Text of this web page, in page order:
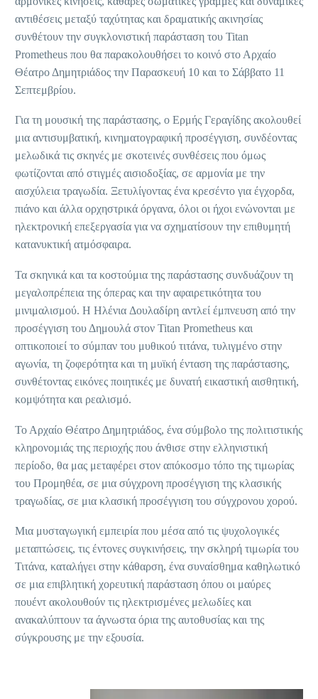
αντιθέσεις μεταξύ ταχύτητας και δραματικής ακινησίας
συνθέτουν την συγκλονιστική παράσταση του Titan
Prometheus που θα παρακολουθήσει το κοινό στο Αρχαίο
Θέατρο Δημητριάδος την Παρασκευή 10 και το Σάββατο 11
Σεπτεμβρίου.
Για τη μουσική της παράστασης, ο Ερμής Γεραγίδης ακολουθεί
μια αντισυμβατική, κινηματογραφική προσέγγιση, συνδέοντας
μελωδικά τις σκηνές με σκοτεινές συνθέσεις που όμως
φωτίζονται από στιγμές αισιοδοξίας, σε αρμονία με την
αισχύλεια τραγωδία. Ξετυλίγοντας ένα κρεσέντο για έγχορδα,
πιάνο και άλλα ορχηστρικά όργανα, όλοι οι ήχοι ενώνονται με
ηλεκτρονική επεξεργασία για να σχηματίσουν την επιθυμητή
κατανυκτική ατμόσφαιρα.
Τα σκηνικά και τα κοστούμια της παράστασης συνδυάζουν τη
μεγαλοπρέπεια της όπερας και την αφαιρετικότητα του
μινιμαλισμού. Η Ηλένια Δουλαδίρη αντλεί έμπνευση από την
προσέγγιση του Δημουλά στον Titan Prometheus και
οπτικοποιεί το σύμπαν του μυθικού τιτάνα, τυλιγμένο στην
αγωνία, τη ζοφερότητα και τη μυϊκή ένταση της παράστασης,
συνθέτοντας εικόνες ποιητικές με δυνατή εικαστική αισθητική,
κομψότητα και ρεαλισμό.
Το Αρχαίο Θέατρο Δημητριάδος, ένα σύμβολο της πολιτιστικής
κληρονομιάς της περιοχής που άνθισε στην ελληνιστική
περίοδο, θα μας μεταφέρει στον απόκοσμο τόπο της τιμωρίας
του Προμηθέα, σε μια σύγχρονη προσέγγιση της κλασικής
τραγωδίας, σε μια κλασική προσέγγιση του σύγχρονου χορού.
Μια μυσταγωγική εμπειρία που μέσα από τις ψυχολογικές
μεταπτώσεις, τις έντονες συγκινήσεις, την σκληρή τιμωρία του
Τιτάνα, καταλήγει στην κάθαρση, ένα συναίσθημα καθηλωτικό
σε μια επιβλητική χορευτική παράσταση όπου οι μαύρες
πουέντ ακολουθούν τις ηλεκτρισμένες μελωδίες και
ανακαλύπτουν τα άγνωστα όρια της αυτοθυσίας και της
σύγκρουσης με την εξουσία.